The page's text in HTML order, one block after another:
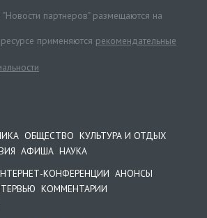
партнеров" размещаются на
применяются рекомендательные
ОБЩЕСТВО КУЛЬТУРА И ОТДЫХ
АФИША НАУКА
КОНФЕРЕНЦИИ АНОНСЫ
КОММЕНТАРИИ